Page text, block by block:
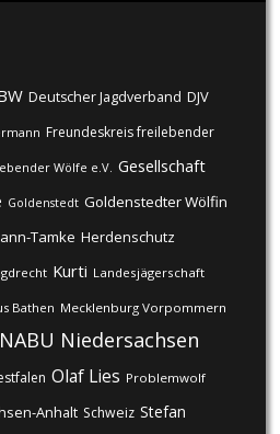
Deutscher Jagdverband DJV
Freundeskreis freilebender
Wölfe e.V. Gesellschaft
Goldenstedt Goldenstedter Wölfin
Tamke Herdenschutz
Kurti Landesjägerschaft
Bathen Mecklenburg Vorpommern
NABU Niedersachsen
Olaf Lies Problemwolf
Anhalt Schweiz Stefan